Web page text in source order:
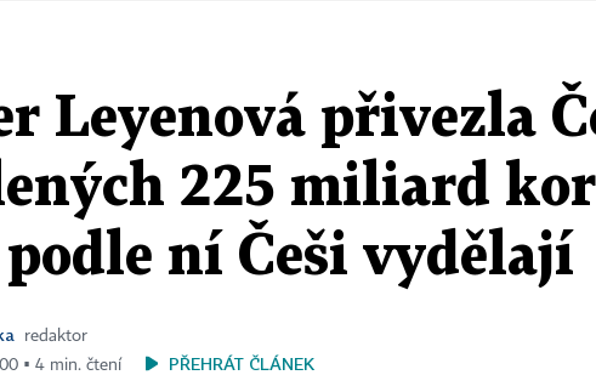
Leyenová přivezla
225 miliard
ní Češi vydělají
redaktor
▪ 4 min. čtení
PŘEHRÁT ČLÁNEK